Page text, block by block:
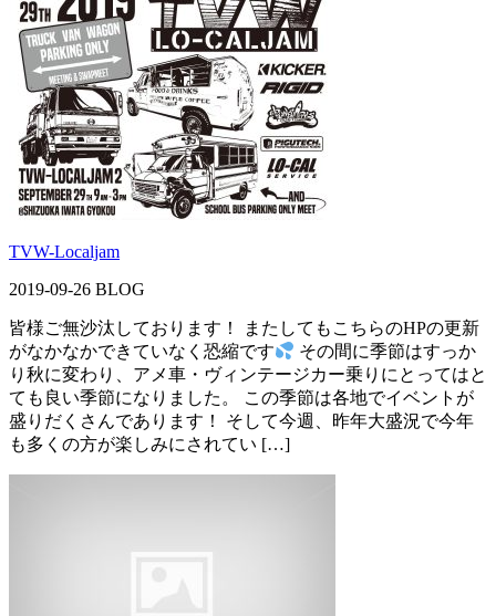
TVW-Localjam
2019-09-26 BLOG
皆様ご無沙汰しております！ またしてもこちらのHPの更新
がなかなかできていなく恐縮です
その間に季節はすっか
り秋に変わり、アメ車・ヴィンテージカー乗りにとってはと
ても良い季節になりました。 この季節は各地でイベントが
盛りだくさんであります！ そして今週、昨年大盛況で今年
も多くの方が楽しみにされてい […]